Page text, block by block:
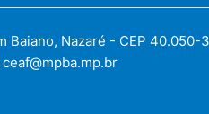
Baiano, Nazaré - CEP